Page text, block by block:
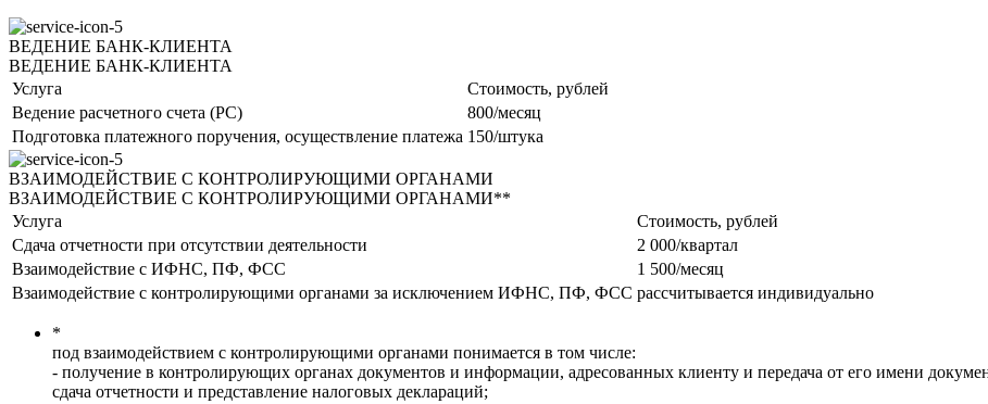
ВЕДЕНИЕ БАНК-КЛИЕНТА
ВЕДЕНИЕ БАНК-КЛИЕНТА
Услуга
Стоимость, рублей
Ведение расчетного счета (РС)
800/месяц
Подготовка платежного поручения, осуществление платежа 150/штука
ВЗАИМОДЕЙСТВИЕ С КОНТРОЛИРУЮЩИМИ ОРГАНАМИ
ВЗАИМОДЕЙСТВИЕ С КОНТРОЛИРУЮЩИМИ ОРГАНАМИ**
Услуга
Стоимость, рублей
Сдача отчетности при отсутствии деятельности
2 000/квартал
Взаимодействие с ИФНС, ПФ, ФСС
1 500/месяц
Взаимодействие с контролирующими органами за исключением ИФНС, ПФ, ФСС рассчитывается индивидуально
*
под взаимодействием с контролирующими органами понимается в том числе:
- получение в контролирующих органах документов и информации, адресованных клиенту и передача от его имени
сдача отчетности и представление налоговых деклараций;